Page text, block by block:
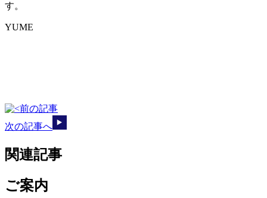
す。
YUME
前の記事
次の記事へ
関連記事
ご案内